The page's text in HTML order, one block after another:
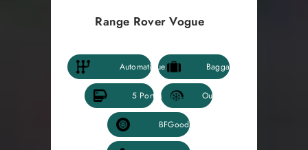
Range Rover Vogue